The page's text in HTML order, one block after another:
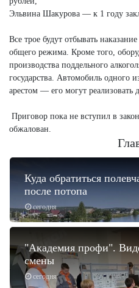
Эльвина Шакурова — к 1 году
Все трое будут отбывать
общего режима. Кроме того,
производства поддельного
государства. Автомобиль одного
арестом — его могут реализовать
Приговор пока не вступил в
обжалован.
сегодня
Куда обратиться
после потопа
сегодня
"Академия профи".
смены